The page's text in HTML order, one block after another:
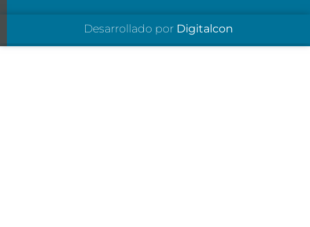
Desarrollado por Digitalcon